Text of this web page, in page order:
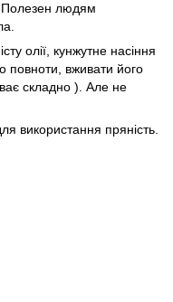
Полезен людям
олії, кунжутне насіння
повноти, вживати його
складно ). Але не
використання пряність.